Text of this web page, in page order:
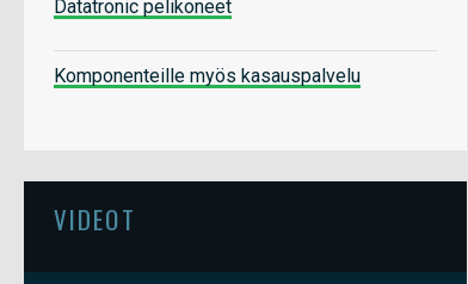
Datatronic pelikoneet
Komponenteille myös kasauspalvelu
VIDEOT